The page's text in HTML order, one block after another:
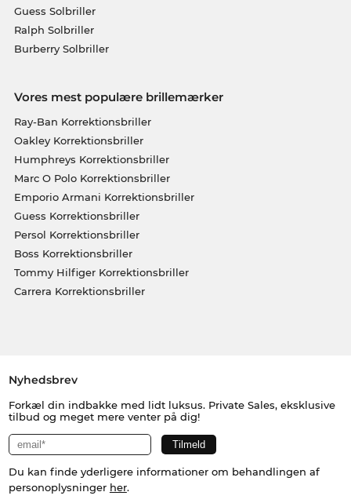
Guess Solbriller
Ralph Solbriller
Burberry Solbriller
Vores mest populære brillemærker
Ray-Ban Korrektionsbriller
Oakley Korrektionsbriller
Humphreys Korrektionsbriller
Marc O Polo Korrektionsbriller
Emporio Armani Korrektionsbriller
Guess Korrektionsbriller
Persol Korrektionsbriller
Boss Korrektionsbriller
Tommy Hilfiger Korrektionsbriller
Carrera Korrektionsbriller
Nyhedsbrev
Forkæl din indbakke med lidt luksus. Private Sales, eksklusive
tilbud og meget mere venter på dig!
Du kan finde yderligere informationer om behandlingen af
personoplysninger her.